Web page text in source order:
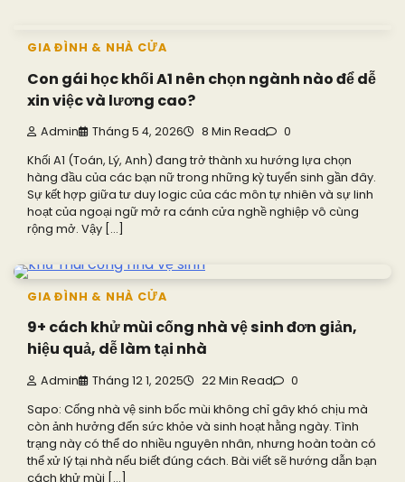
GIA ĐÌNH & NHÀ CỬA
Con gái học khối A1 nên chọn ngành nào để dễ
xin việc và lương cao?
Admin Tháng 5 4, 2026 8 Min Read 0
Khối A1 (Toán, Lý, Anh) đang trở thành xu hướng lựa chọn
hàng đầu của các bạn nữ trong những kỳ tuyển sinh gần đây.
Sự kết hợp giữa tư duy logic của các môn tự nhiên và sự linh
hoạt của ngoại ngữ mở ra cánh cửa nghề nghiệp vô cùng
rộng mở. Vậy […]
GIA ĐÌNH & NHÀ CỬA
9+ cách khử mùi cống nhà vệ sinh đơn giản,
hiệu quả, dễ làm tại nhà
Admin Tháng 12 1, 2025 22 Min Read 0
Sapo: Cống nhà vệ sinh bốc mùi không chỉ gây khó chịu mà
còn ảnh hưởng đến sức khỏe và sinh hoạt hằng ngày. Tình
trạng này có thể do nhiều nguyên nhân, nhưng hoàn toàn có
thể xử lý tại nhà nếu biết đúng cách. Bài viết sẽ hướng dẫn bạn
cách khử mùi […]